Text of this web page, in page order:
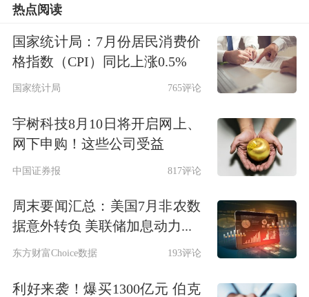
升至16日的862.12万股，增长约
热点阅读
国家统计局：7月份居民消费价
格指数（CPI）同比上涨0.5%
国家统计局 765评论
宇树科技8月10日将开启网上、
网下申购！这些公司受益
中国证券报 817评论
周末要闻汇总：美国7月非农数
据意外转负 美联储加息动力...
东方财富Choice数据 193评论
利好来袭！爆买1300亿元 伯克